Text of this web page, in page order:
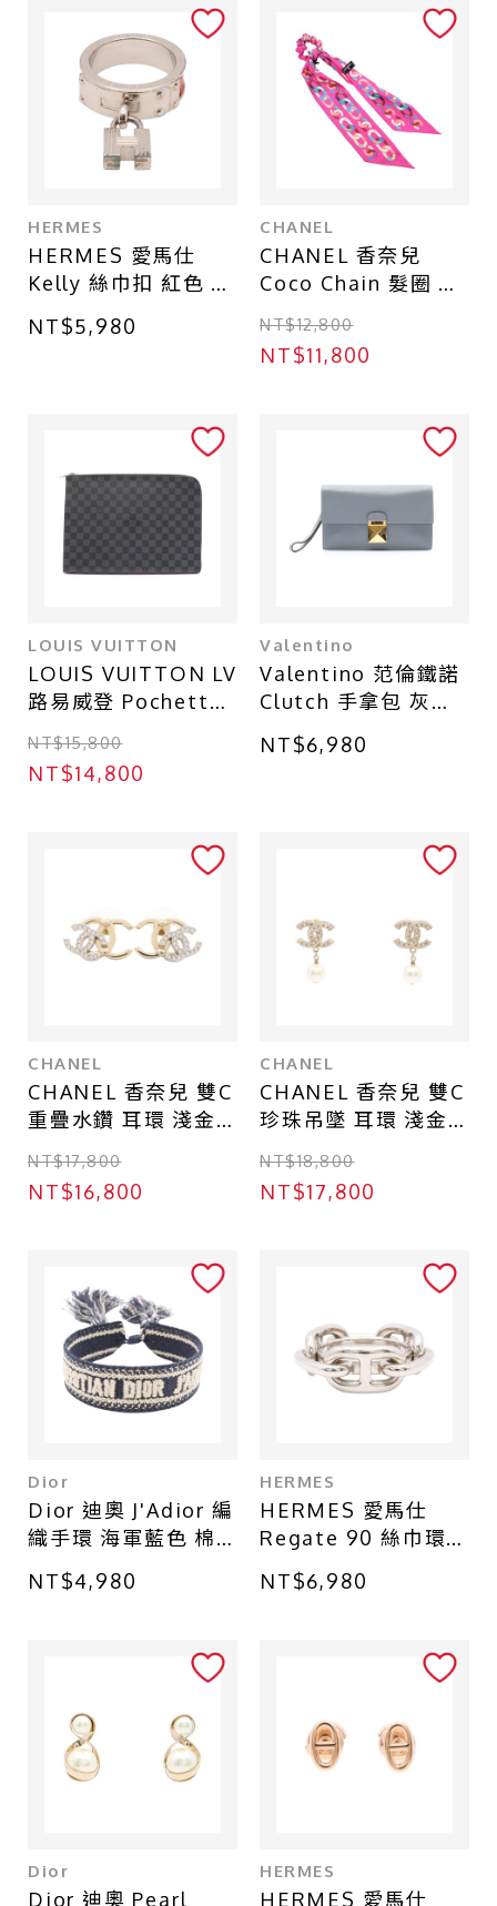
商品等級
近全新
九成新
八成新
台北 - 台北本店
台北 - 台北本店-別館
台北 - 中山店
台中 - 廣三SOGO店
台中 - 中友百貨店
HERMES
HERMES 愛馬仕
Kelly 絲巾扣 紅色 蜥
蜴皮 金屬
NT$5,980
CHANEL
CHANEL 香奈兒
Coco Chain 髮圈 粉
NT$12,800
NT$11,800
LOUIS VUITTON
LOUIS VUITTON LV
路易威登 Pochette
黑色 棋盤格帆布
N64437
NT$15,800
NT$14,800
Valentino
Valentino 范倫鐵諾
Clutch 手拿包 灰色
牛皮
NT$6,980
CHANEL
CHANEL 香奈兒 雙C
重疊水鑽 耳環 淺金
NT$17,800
NT$16,800
CHANEL
CHANEL 香奈兒 雙C
珍珠吊墜 耳環 淺金
A86506
NT$18,800
NT$17,800
Dior
Dior 迪奧 J'Adior 編
織手環 海軍藍色 棉
NT$4,980
HERMES
HERMES 愛馬仕
Regate 90 絲巾環
銀色金屬 H601107S
NT$6,980
Dior
Dior 迪奧 Pearl
HERMES
HERMES 愛馬仕